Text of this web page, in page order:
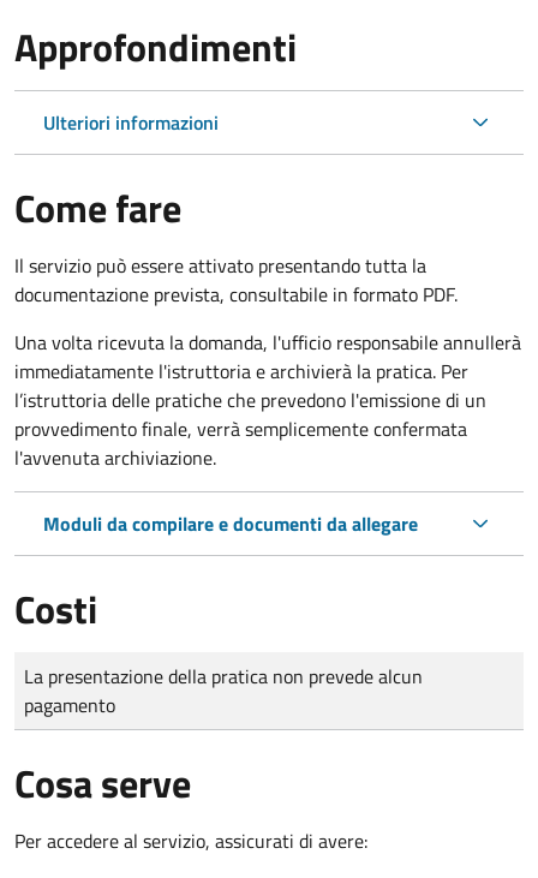
Approfondimenti
Ulteriori informazioni
Come fare
Il servizio può essere attivato presentando tutta la
documentazione prevista, consultabile in formato PDF.
Una volta ricevuta la domanda, l'ufficio responsabile annullerà
immediatamente l'istruttoria e archivierà la pratica. Per
l’istruttoria delle pratiche che prevedono l'emissione di un
provvedimento finale, verrà semplicemente confermata
l'avvenuta archiviazione.
Moduli da compilare e documenti da allegare
Costi
Tipo di pagamento
Importo
La presentazione della pratica non prevede alcun
pagamento
Cosa serve
Per accedere al servizio, assicurati di avere: